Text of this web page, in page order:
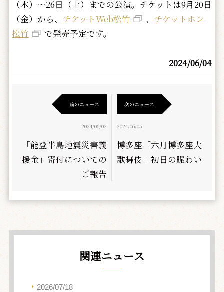
（木）～26日（土）までの公演。チケットは9月20日
（金）から、 チケットWeb松竹 、 チケットホン
松竹
で発売予定です。
2024/06/04
前のニュース
2024/06/03
「能登半島地震災害義
援金」寄付についての
ご報告
次のニュース
2024/06/05
博多座「六月博多座大
歌舞伎」初日の賑わい
関連ニュース
2026/07/18